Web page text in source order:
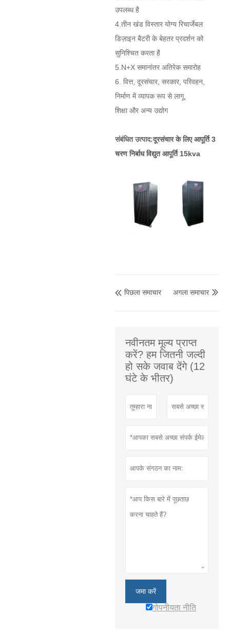
उपलब्ध है
4.तीन खंड विस्तार योग्य रिचार्जेबल
डिज़ाइन बैटरी के बेहतर प्रदर्शन को
सुनिश्चित करता है
5.N+X समानांतर अतिरेक समारोह
6. वित्त, दूरसंचार, सरकार, परिवहन,
निर्माण में व्यापक रूप से लागू,
शिक्षा और अन्य उद्योग
संबंधित उत्पाद:दूरसंचार के लिए आपूर्ति 3
चरण निर्बाध विद्युत आपूर्ति 15kva
 पिछला समाचार 
अगला समाचार
नवीनतम मूल्य प्राप्त
करें? हम जितनी जल्दी
हो सके जवाब देंगे (12
घंटे के भीतर)
जमा करें
गोपनीयता नीति